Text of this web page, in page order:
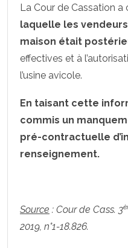
La Cour de Cassation a
laquelle les
maison était
effectives et à
l’usine avicole.
En taisant cette
commis un
pré-contractuelle
renseignement.
Source : Cour de Cass. 3
2019, n°1-18.826.